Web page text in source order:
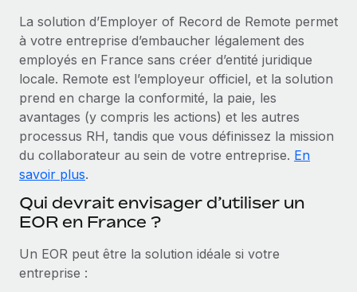
Contrôles d’antécédents
Simplifiez vos processus de présélection des
candidats
Remote Watchtower
Gardez un temps d’avance sur les risques en
matière de conformité
Gestion des appareils
dans le monde entier
Établissez des entités rapidement et en toute
conformité
ÉTUDES DE CAS
Voir toutes les ressources
BLOG
Paie multipays
EOR et PEO
Gestion des freelances
Taxes
La solution d’Employer of Record de Remote permet
à votre entreprise d’embaucher légalement des
employés en France sans créer d’entité juridique
locale. Remote est l’employeur officiel, et la solution
prend en charge la conformité, la paie, les
avantages (y compris les actions) et les autres
processus RH, tandis que vous définissez la mission
du collaborateur au sein de votre entreprise. En
savoir plus.
Qui devrait envisager d’utiliser un
EOR en France ?
Un EOR peut être la solution idéale si votre
entreprise :